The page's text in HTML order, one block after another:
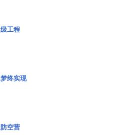
工程
终实现
空营